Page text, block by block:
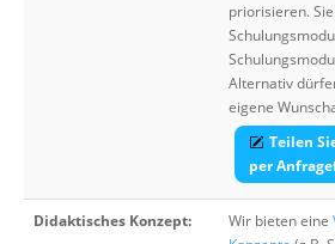
priorisieren.
Alternativ
eigene
Teilen
per
Didaktisches Konzept: Wir bieten eine